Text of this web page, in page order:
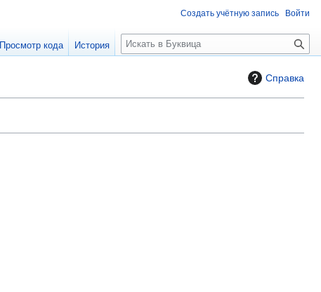
Справка
Создать учётную запись Войти
Просмотр кода История
П
о
к